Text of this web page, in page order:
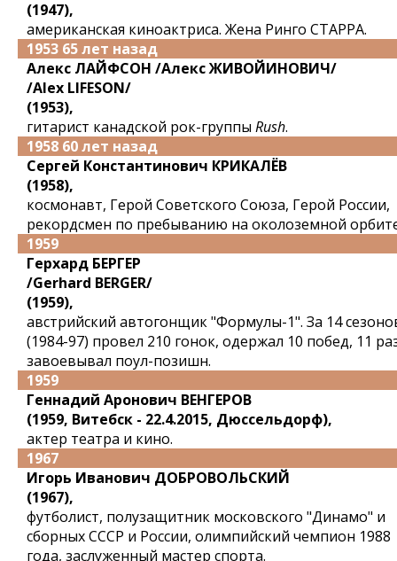
(1947),
американская киноактриса. Жена Ринго СТАРРА.
1953 65 лет назад
Алекс ЛАЙФСОН /Алекс ЖИВОЙИНОВИЧ/
/Alex LIFESON/
(1953),
гитарист канадской рок-группы Rush.
1958 60 лет назад
Сергей Константинович КРИКАЛЁВ
(1958),
космонавт, Герой Советского Союза, Герой России,
рекордсмен по пребыванию на околоземной
1959
Герхард БЕРГЕР
/Gerhard BERGER/
(1959),
австрийский автогонщик "Формулы-1". За 14
(1984-97) провел 210 гонок, одержал 10 побед, 11
завоевывал поул-позишн.
1959
Геннадий Аронович ВЕНГЕРОВ
(1959, Витебск - 22.4.2015, Дюссельдорф),
актер театра и кино.
1967
Игорь Иванович ДОБРОВОЛЬСКИЙ
(1967),
футболист, полузащитник московского "Динамо" и
сборных СССР и России, олимпийский чемпион 1988
года, заслуженный мастер спорта.